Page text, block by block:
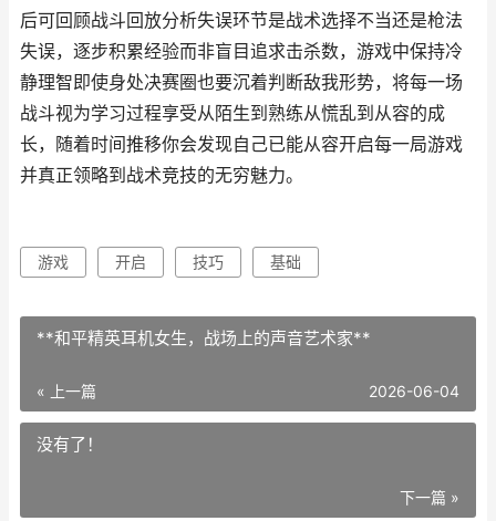
后可回顾战斗回放分析失误环节是战术选择不当还是枪法
失误，逐步积累经验而非盲目追求击杀数，游戏中保持冷
静理智即使身处决赛圈也要沉着判断敌我形势，将每一场
战斗视为学习过程享受从陌生到熟练从慌乱到从容的成
长，随着时间推移你会发现自己已能从容开启每一局游戏
并真正领略到战术竞技的无穷魅力。
游戏 开启 技巧 基础
**和平精英耳机女生，战场上的声音艺术家**
« 上一篇 2026-06-04
没有了！
下一篇 »